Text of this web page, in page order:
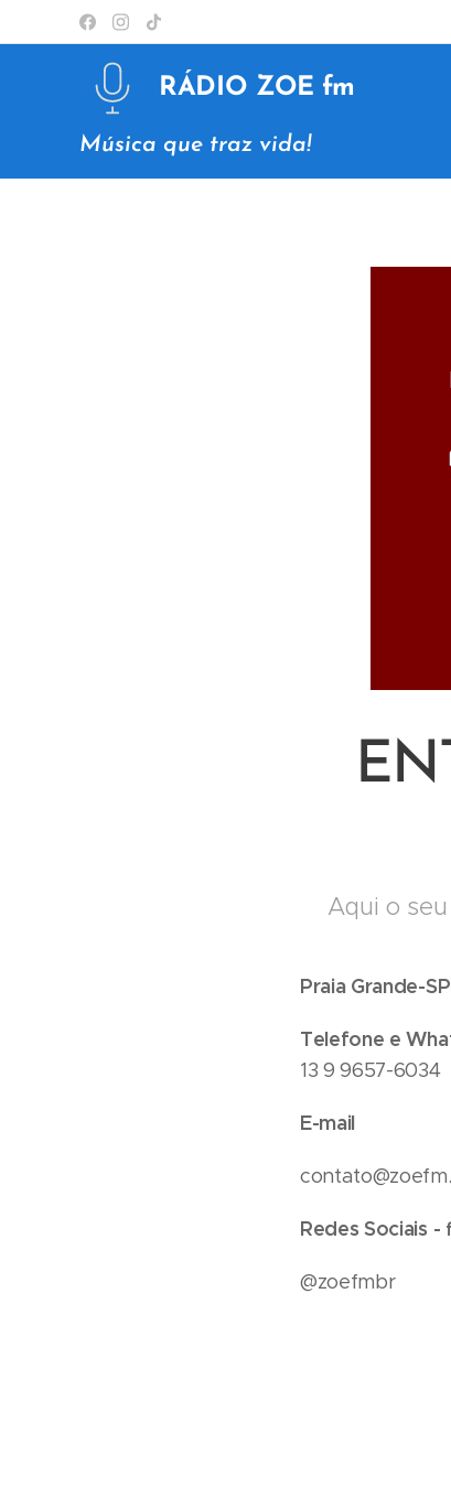
RÁDIO ZOE fm
Música que traz vida!
Aqui o
Praia Grande-SP
Telefone e
13 9 9657-6034
E-mail
Redes Sociais -
@zoefmbr